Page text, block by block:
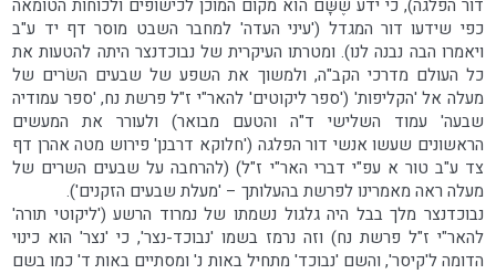
דור הפלגה), כי ידע שֶׁשָּׁם הוא מקום המוכן לכישופים ולכוחות הטומאה
כפי שידעו דור המגדל ('עיני העדה' למחבר השבט מוסר דף יד ע"ב
ויאמרו הבה נבנה לנו). ומטרתו העיקרית של נבוכדנצר היתה להטעות את
כל העולם מדרכי הקב"ה, ולמשוך את השפע של שבעים השׂרים של
מעלה אל 'הקליפות' ('ספר ליקוטים' להאר"י ז"ל פרשת נח, 'ספר עמודיה
שבעה' עמוד השלישי ד"ה והטעם מבואר) ולעורר את המעשים
הראשונים שעשו אנשי דור הפלגה ('חלוקא דרבנן' פירוש מטה אהרן דף
צד ע"ב טור א עפ"י דברי האר"י ז"ל) (להרחבה על שבעים השרים של
מעלה ראה מאמרינו לפרשת בהעלותך – 'מעלת שבעים הזקנים').
נבוכדנצר מלך בבל היה גלגול נשמתו של נמרוד הרשע ('ליקוטי תורה'
להאר"י ז"ל פרשת נח) וזה נרמז בשמו 'נבוכד-נצר', כי 'נצר' הוא כינוי
הדומה ל'קיסר', והשם 'נבוכד' מתחיל באות נ' ומסתיים באות ד' כמו בשם